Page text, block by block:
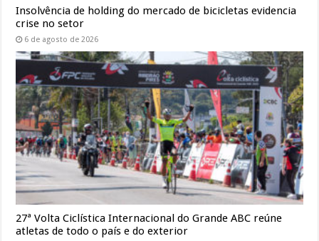
Insolvência de holding do mercado de bicicletas evidencia
crise no setor
6 de agosto de 2026
27ª Volta Ciclística Internacional do Grande ABC reúne
atletas de todo o país e do exterior